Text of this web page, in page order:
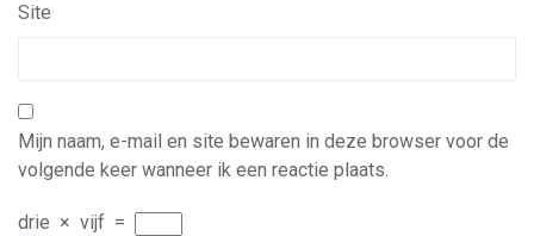
Site
Mijn naam, e-mail en site bewaren in deze browser voor de
volgende keer wanneer ik een reactie plaats.
drie × vijf =